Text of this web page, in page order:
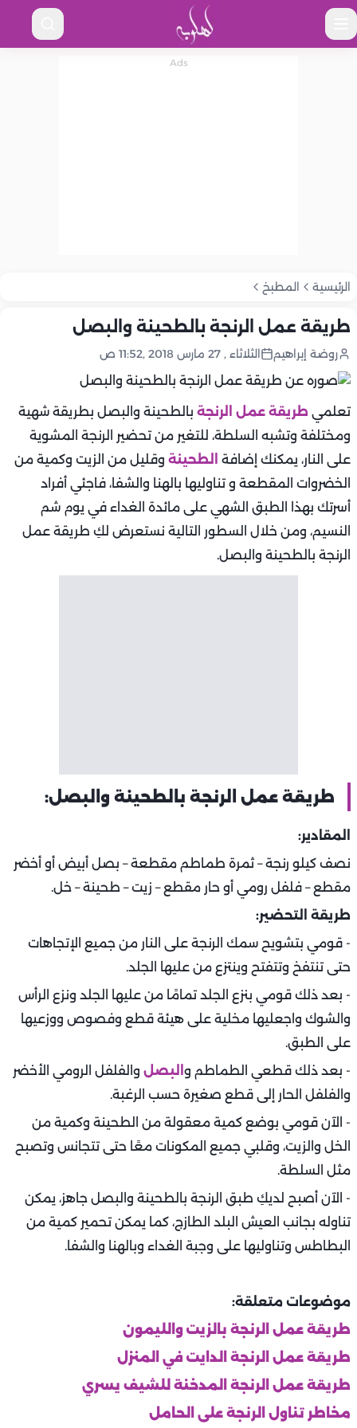
الرئيسية المطبخ
طريقة عمل الرنجة بالطحينة والبصل
روضة إبراهيم الثلاثاء , 27 مارس 2018 ,11:52 ص
تعلمي طريقة عمل الرنجة بالطحينة والبصل بطريقة شهية
ومختلفة وتشبه السلطة، للتغير من تحضير الرنجة المشوية
على النار، يمكنك إضافة
الطحينة وقليل من الزيت وكمية من
الخضروات المقطعة و تناوليها بالهنا والشفا، فاجئي أفراد
أسرتك بهذا الطبق الشهي على مائدة الغداء في يوم شم
النسيم، ومن خلال السطور التالية نستعرض لكِ طريقة عمل
الرنجة بالطحينة والبصل.
طريقة عمل الرنجة بالطحينة والبصل:
المقادير:
نصف كيلو رنجة – ثمرة طماطم مقطعة – بصل أبيض أو أخضر
مقطع – فلفل رومي أو حار مقطع – زيت – طحينة – خل.
طريقة التحضير:
- قومي بتشويح سمك الرنجة على النار من جميع الإتجاهات
حتى تنتفخ وتتفتح وينتزع من عليها الجلد.
- بعد ذلك قومي بنزع الجلد تمامًا من عليها الجلد ونزع الرأس
والشوك واجعليها مخلية على هيئة قطع وفصوص ووزعيها
على الطبق.
- بعد ذلك قطعي الطماطم و البصل والفلفل الرومي الأخضر
والفلفل الحار إلى قطع صغيرة حسب الرغبة.
- الآن قومي بوضع كمية معقولة من الطحينة وكمية من
الخل والزيت، وقلبي جميع المكونات معًا حتى تتجانس وتصبح
مثل السلطة.
- الآن أصبح لديكِ طبق الرنجة بالطحينة والبصل جاهز، يمكن
تناوله بجانب العيش البلد الطازج، كما يمكن تحمير كمية من
البطاطس وتناوليها على وجبة الغداء وبالهنا والشفا.
موضوعات متعلقة:
طريقة عمل الرنجة بالزيت والليمون
طريقة عمل الرنجة الدايت في المنزل
طريقة عمل الرنجة المدخنة للشيف يسري
مخاطر تناول الرنجة على الحامل